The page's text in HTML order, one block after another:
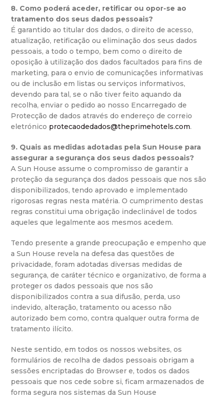
8. Como poderá aceder, retificar ou opor-se ao
tratamento dos seus dados pessoais?
É garantido ao titular dos dados, o direito de acesso,
atualização, retificação ou eliminação dos seus dados
pessoais, a todo o tempo, bem como o direito de
oposição à utilização dos dados facultados para fins de
marketing, para o envio de comunicações informativas
ou de inclusão em listas ou serviços informativos,
devendo para tal, se o não tiver feito aquando da
recolha, enviar o pedido ao nosso Encarregado de
Protecção de dados através do endereço de correio
eletrónico protecaodedados@theprimehotels.com.
9. Quais as medidas adotadas pela Sun House para
assegurar a segurança dos seus dados pessoais?
A Sun House assume o compromisso de garantir a
proteção da segurança dos dados pessoais que nos são
disponibilizados, tendo aprovado e implementado
rigorosas regras nesta matéria. O cumprimento destas
regras constitui uma obrigação indeclinável de todos
aqueles que legalmente aos mesmos acedem.
Tendo presente a grande preocupação e empenho que
a Sun House revela na defesa das questões de
privacidade, foram adotadas diversas medidas de
segurança, de caráter técnico e organizativo, de forma a
proteger os dados pessoais que nos são
disponibilizados contra a sua difusão, perda, uso
indevido, alteração, tratamento ou acesso não
autorizado bem como, contra qualquer outra forma de
tratamento ilícito.
Neste sentido, em todos os nossos websites, os
formulários de recolha de dados pessoais obrigam a
sessões encriptadas do Browser e, todos os dados
pessoais que nos cede sobre si, ficam armazenados de
forma segura nos sistemas da Sun House